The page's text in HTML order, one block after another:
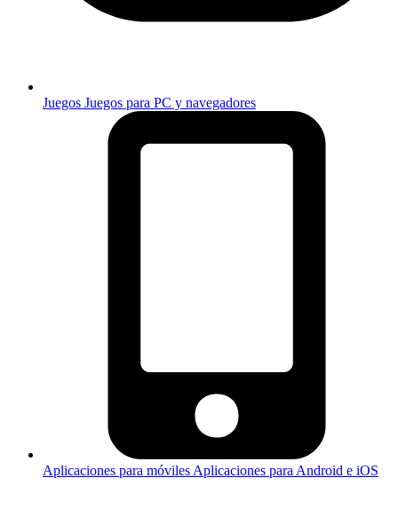
Juegos Juegos para PC y navegadores
Aplicaciones para móviles Aplicaciones para Android e iOS